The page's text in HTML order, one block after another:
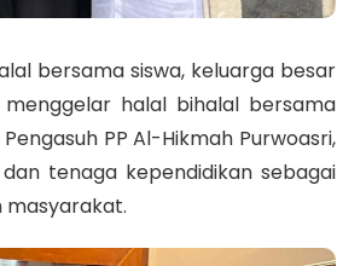
bersama siswa, keluarga besar
halal bihalal bersama
PP Al-Hikmah Purwoasri,
tenaga kependidikan sebagai